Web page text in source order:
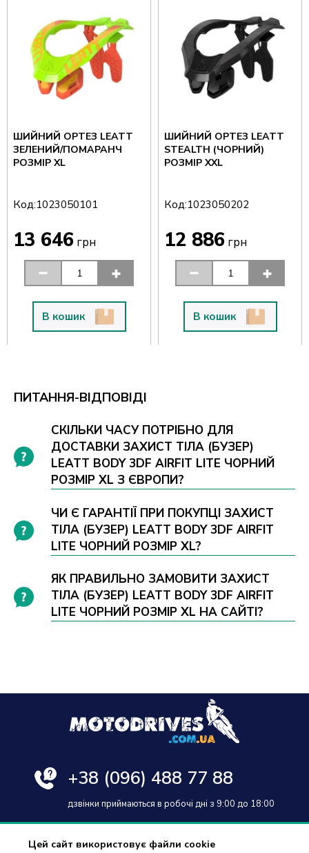
Цей сайт використовує файли cookie
ШИЙНИЙ ОРТЕЗ LEATT
ЗЕЛЕНИЙ/ПОМАРАНЧ
РОЗМІР XL
Код:1023050101
13 646 грн
В кошик
ШИЙНИЙ ОРТЕЗ LEATT
STEALTH (ЧОРНИЙ)
РОЗМІР XXL
Код:1023050202
12 886 грн
В кошик
ПИТАННЯ-ВІДПОВІДІ
СКІЛЬКИ ЧАСУ ПОТРІБНО ДЛЯ
ДОСТАВКИ ЗАХИСТ ТІЛА (БУЗЕР)
LEATT BODY 3DF AIRFIT LITE ЧОРНИЙ
РОЗМІР XL З ЄВРОПИ?
ЧИ Є ГАРАНТІЇ ПРИ ПОКУПЦІ ЗАХИСТ
ТІЛА (БУЗЕР) LEATT BODY 3DF AIRFIT
LITE ЧОРНИЙ РОЗМІР XL?
ЯК ПРАВИЛЬНО ЗАМОВИТИ ЗАХИСТ
ТІЛА (БУЗЕР) LEATT BODY 3DF AIRFIT
LITE ЧОРНИЙ РОЗМІР XL НА САЙТІ?
+38 (096) 488 77 88
дзвінки приймаються в робочі дні з 9:00 до 18:00